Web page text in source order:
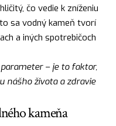
čo vedie k zníženiu
sa vodný kameň tvorí
a iných spotrebičoch
– je to faktor,
nášho života a zdravie
kameňa